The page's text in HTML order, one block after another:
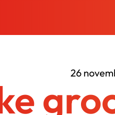
26